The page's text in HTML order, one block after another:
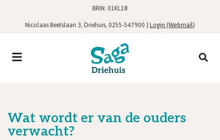
BRIN: 01KL18
Nicolaas Beetslaan 3, Driehuis, 0255-547900 |Login (Webmail)
Wat wordt er van de ouders
verwacht?